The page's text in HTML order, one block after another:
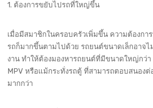
1. ต้องการขยับไปรถที่ใหญ่ขึ้น
เมื่อมีสมาชิกในครอบครัวเพิ่มขึ้น ความต้องกา
รถก็มากขึ้นตามไปด้วย รถยนต์ขนาดเล็กอาจไ
งาน ทำให้ต้องมองหารถยนต์ที่มีขนาดใหญ่กว่า
MPV หรือแม้กระทั่งรถตู้ ที่สามารถตอบสนองต่
มากกว่า